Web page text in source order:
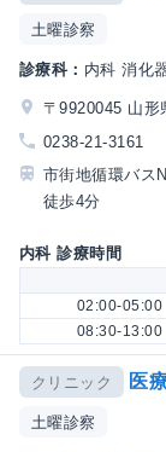
土曜診察
診療科： 内科 消化
〒9920045 山形
0238-21-3161
市街地循環バス
徒歩4分
内科 診療時間
02:00-05:00
08:30-13:00
クリニック 医
土曜診察